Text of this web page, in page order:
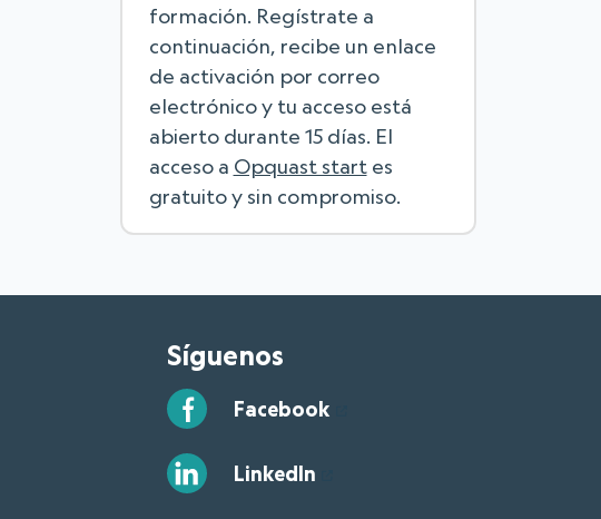
formación. Regístrate a
continuación, recibe un enlace
de activación por correo
electrónico y tu acceso está
abierto durante 15 días. El
acceso a Opquast startes
gratuito y sin compromiso.
Síguenos
Facebook
LinkedIn